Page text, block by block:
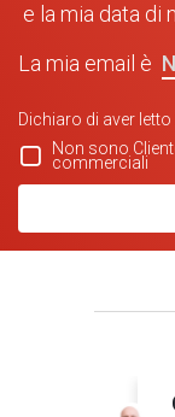
e la mia data di
La mia email è
Dichiaro di aver letto
Non sono
commerciali